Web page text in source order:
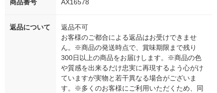
商品番号 AX16578
返品について
返品不可
お客様のご都合による返品はお受けできませ
ん。※商品の発送時点で、賞味期限まで残り
300日以上の商品をお届けします。※商品の色
や質感を出来るだけ忠実に再現するよう心がけ
ていますが実物と若干異なる場合がございま
す。※多くのお客様にご利用いただくため、同